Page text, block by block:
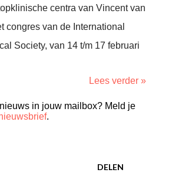
centra van Vincent van
congres van de International
Society, van 14 t/m 17 februari
Lees verder »
in jouw mailbox? Meld je
.
DELEN